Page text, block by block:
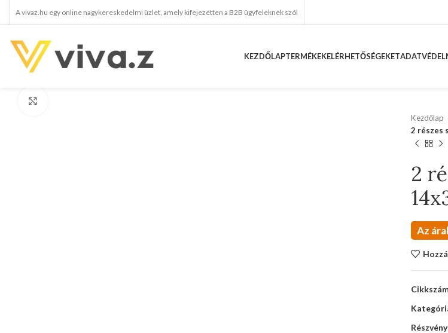
A vivaz.hu egy online nagykereskedelmi üzlet, amely kifejezetten a B2B ügyfeleknek szól
KEZDŐLAPTERMÉKEKELÉRHETŐSÉGEKET
Kezdőlap
2 részes
2
Az